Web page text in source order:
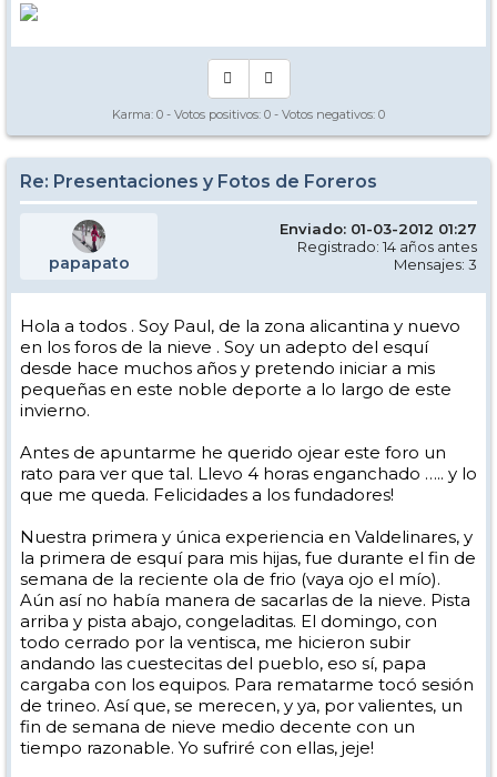
Karma: 0 - Votos positivos: 0 - Votos negativos: 0
Re: Presentaciones y Fotos de Foreros
papapato
Enviado: 01-03-2012 01:27
Registrado: 14 años antes
Mensajes: 3
Hola a todos . Soy Paul, de la zona alicantina y nuevo
en los foros de la nieve . Soy un adepto del esquí
desde hace muchos años y pretendo iniciar a mis
pequeñas en este noble deporte a lo largo de este
invierno.
Antes de apuntarme he querido ojear este foro un
rato para ver que tal. Llevo 4 horas enganchado ….. y lo
que me queda. Felicidades a los fundadores!
Nuestra primera y única experiencia en Valdelinares, y
la primera de esquí para mis hijas, fue durante el fin de
semana de la reciente ola de frio (vaya ojo el mío).
Aún así no había manera de sacarlas de la nieve. Pista
arriba y pista abajo, congeladitas. El domingo, con
todo cerrado por la ventisca, me hicieron subir
andando las cuestecitas del pueblo, eso sí, papa
cargaba con los equipos. Para rematarme tocó sesión
de trineo. Así que, se merecen, y ya, por valientes, un
fin de semana de nieve medio decente con un
tiempo razonable. Yo sufriré con ellas, jeje!